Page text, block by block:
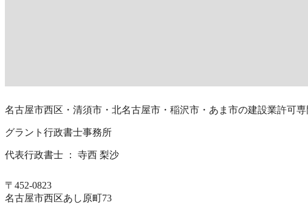
名古屋市西区・清須市・北名古屋市・稲沢市・あま市の建設業許可
グラント行政書士事務所
代表行政書士 ： 寺西 梨沙
〒452-0823
名古屋市西区あし原町73